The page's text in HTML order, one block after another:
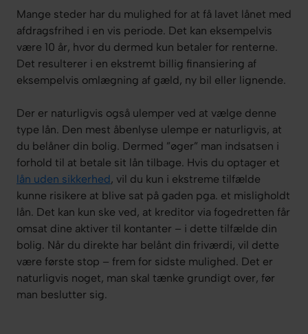
Mange steder har du mulighed for at få lavet lånet med
afdragsfrihed i en vis periode. Det kan eksempelvis
være 10 år, hvor du dermed kun betaler for renterne.
Det resulterer i en ekstremt billig finansiering af
eksempelvis omlægning af gæld, ny bil eller lignende.
Der er naturligvis også ulemper ved at vælge denne
type lån. Den mest åbenlyse ulempe er naturligvis, at
du belåner din bolig. Dermed ”øger” man indsatsen i
forhold til at betale sit lån tilbage. Hvis du optager et
lån uden sikkerhed, vil du kun i ekstreme tilfælde
kunne risikere at blive sat på gaden pga. et misligholdt
lån. Det kan kun ske ved, at kreditor via fogedretten får
omsat dine aktiver til kontanter – i dette tilfælde din
bolig. Når du direkte har belånt din friværdi, vil dette
være første stop – frem for sidste mulighed. Det er
naturligvis noget, man skal tænke grundigt over, før
man beslutter sig.